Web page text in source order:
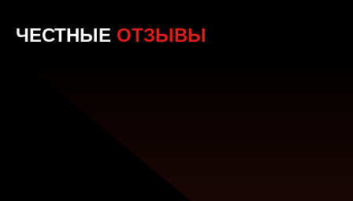
ЧЕСТНЫЕ ОТЗЫВЫ